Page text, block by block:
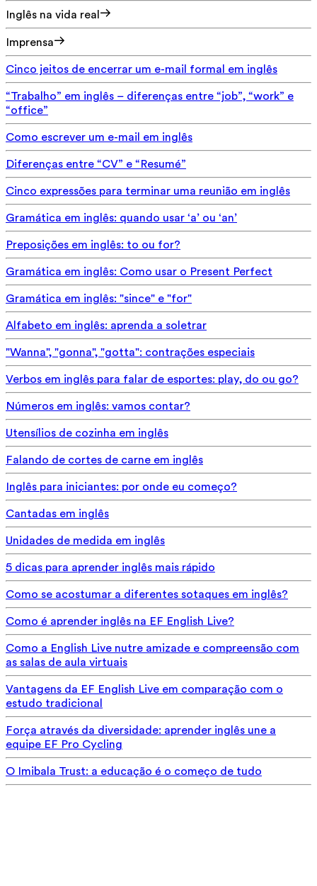
Inglês na vida real
Imprensa
Cinco jeitos de encerrar um e-mail formal em inglês
“Trabalho” em inglês – diferenças entre “job”, “work” e
“office”
Como escrever um e-mail em inglês
Diferenças entre “CV” e “Resumé”
Cinco expressões para terminar uma reunião em inglês
Gramática em inglês: quando usar ‘a’ ou ‘an’
Preposições em inglês: to ou for?
Gramática em inglês: Como usar o Present Perfect
Gramática em inglês: "since" e "for"
Alfabeto em inglês: aprenda a soletrar
"Wanna", "gonna", "gotta": contrações especiais
Verbos em inglês para falar de esportes: play, do ou go?
Números em inglês: vamos contar?
Utensílios de cozinha em inglês
Falando de cortes de carne em inglês
Inglês para iniciantes: por onde eu começo?
Cantadas em inglês
Unidades de medida em inglês
5 dicas para aprender inglês mais rápido
Como se acostumar a diferentes sotaques em inglês?
Como é aprender inglês na EF English Live?
Como a English Live nutre amizade e compreensão com
as salas de aula virtuais
Vantagens da EF English Live em comparação com o
estudo tradicional
Força através da diversidade: aprender inglês une a
equipe EF Pro Cycling
O Imibala Trust: a educação é o começo de tudo